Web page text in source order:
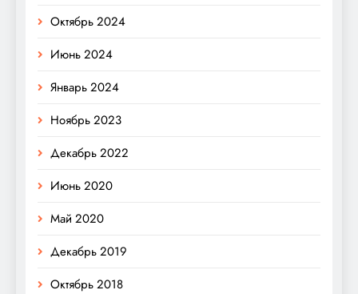
Октябрь 2024
Июнь 2024
Январь 2024
Ноябрь 2023
Декабрь 2022
Июнь 2020
Май 2020
Декабрь 2019
Октябрь 2018